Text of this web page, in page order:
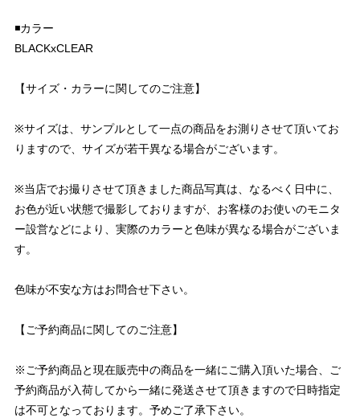
◾️カラー
BLACKxCLEAR
【サイズ・カラーに関してのご注意】
※サイズは、サンプルとして一点の商品をお測りさせて頂いてお
りますので、サイズが若干異なる場合がございます。
※当店でお撮りさせて頂きました商品写真は、なるべく日中に、
お色が近い状態で撮影しておりますが、お客様のお使いのモニタ
ー設営などにより、実際のカラーと色味が異なる場合がございま
す。
色味が不安な方はお問合せ下さい。
【ご予約商品に関してのご注意】
※ご予約商品と現在販売中の商品を一緒にご購入頂いた場合、ご
予約商品が入荷してから一緒に発送させて頂きますので日時指定
は不可となっております。予めご了承下さい。